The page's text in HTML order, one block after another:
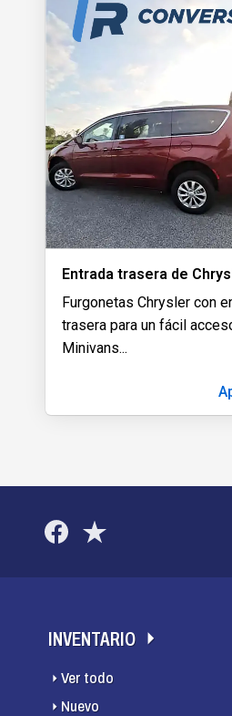
Entrada trasera de
Furgonetas Chrysler con
trasera para un fácil
Minivans...
INVENTARIO
Ver todo
Nuevo